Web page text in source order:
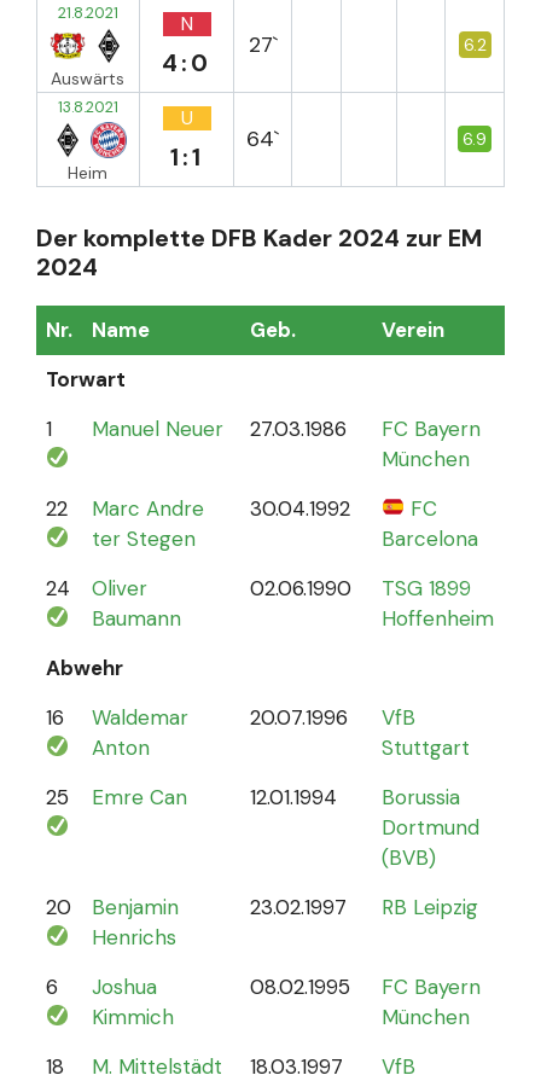
21.8.2021
Auswärts
N
4:0
27` 6.2
13.8.2021
Heim
U
1:1
64` 6.9
Der komplette DFB Kader 2024 zur EM
2024
Nr. Name Geb. Verein
Torwart
1
Manuel Neuer 27.03.1986
FC Bayern
München
22
Marc Andre
ter Stegen
30.04.1992
FC
Barcelona
24
Oliver
Baumann
02.06.1990
TSG 1899
Hoffenheim
Abwehr
16
Waldemar
Anton
20.07.1996
VfB
Stuttgart
25 Emre Can 12.01.1994
Borussia
Dortmund
(BVB)
20
Benjamin
Henrichs
23.02.1997 RB Leipzig
6
Joshua
Kimmich
08.02.1995
FC Bayern
München
18 M. Mittelstädt 18.03.1997
VfB